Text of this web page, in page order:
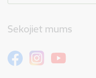
Sekojiet mums